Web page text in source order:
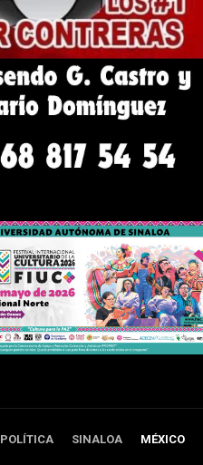
POLÍTICA SINALOA MÉXICO